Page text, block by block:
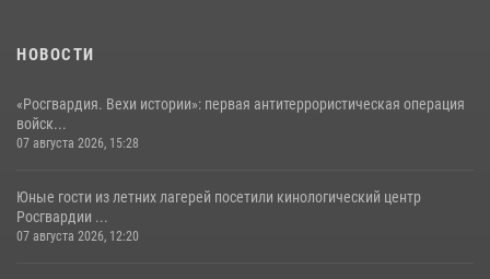
НОВОСТИ
«Росгвардия. Вехи истории»: первая антитеррористическая операция
войск...
07 августа 2026, 15:28
Юные гости из летних лагерей посетили кинологический центр
Росгвардии ...
07 августа 2026, 12:20